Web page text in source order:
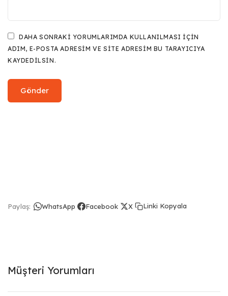
DAHA SONRAKI YORUMLARIMDA KULLANILMASI IÇIN
ADIM, E-POSTA ADRESIM VE SITE ADRESIM BU TARAYICIYA
KAYDEDILSIN.
Paylaş: WhatsApp Facebook X Linki Kopyala
Müşteri Yorumları